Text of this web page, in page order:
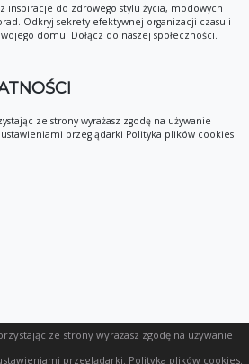
inspiracje do zdrowego stylu życia, modowych
Odkryj sekrety efektywnej organizacji czasu i
domu. Dołącz do naszej społeczności.
ze strony wyrażasz zgodę na używanie
przeglądarki Polityka plików cookies
ze strony wyrażasz zgodę na używanie
przeglądarki. Polityka plików cookies.